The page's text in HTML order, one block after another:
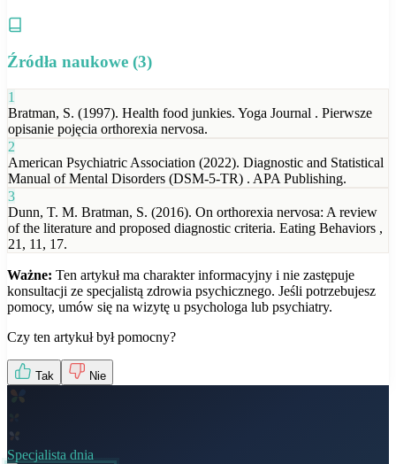
Źródła naukowe (3)
1
Bratman, S. (1997). Health food junkies. Yoga Journal . Pierwsze
opisanie pojęcia orthorexia nervosa.
2
American Psychiatric Association (2022). Diagnostic and Statistical
Manual of Mental Disorders (DSM-5-TR) . APA Publishing.
3
Dunn, T. M. Bratman, S. (2016). On orthorexia nervosa: A review
of the literature and proposed diagnostic criteria. Eating Behaviors ,
21, 11, 17.
Ważne: Ten artykuł ma charakter informacyjny i nie zastępuje
konsultacji ze specjalistą zdrowia psychicznego. Jeśli potrzebujesz
pomocy, umów się na wizytę u psychologa lub psychiatry.
Czy ten artykuł był pomocny?
Tak Nie
Specjalista dnia